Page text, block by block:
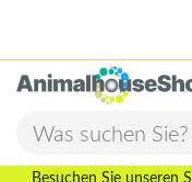
»2.238
Besuchen Sie unseren